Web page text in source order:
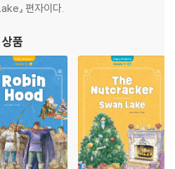
』 편자이다.
품